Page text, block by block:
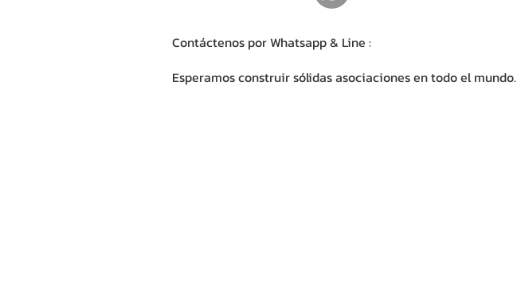
Contáctenos por Whatsapp & Line :
Esperamos construir sólidas asociaciones en todo el mundo.